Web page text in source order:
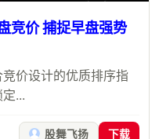
竞价 捕捉早盘强势
价设计的优质排序指
...
股舞飞扬 下载